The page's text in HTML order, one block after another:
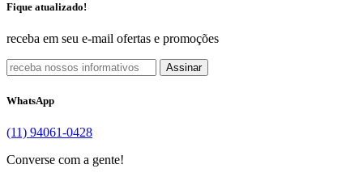
Fique atualizado!
receba em seu e-mail ofertas e promoções
Assinar
WhatsApp
(11) 94061-0428
Converse com a gente!